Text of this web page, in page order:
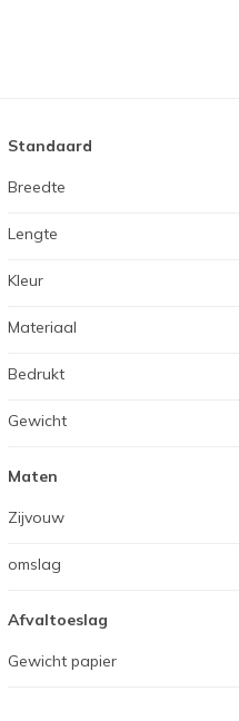
Standaard
Breedte
Lengte
Kleur
Materiaal
Bedrukt
Gewicht
Maten
Zijvouw
omslag
Afvaltoeslag
Gewicht papier